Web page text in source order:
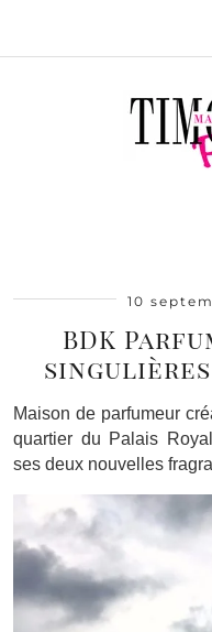
10
BDK
Maison de parfumeur
quartier du Palais
ses deux nouvelles